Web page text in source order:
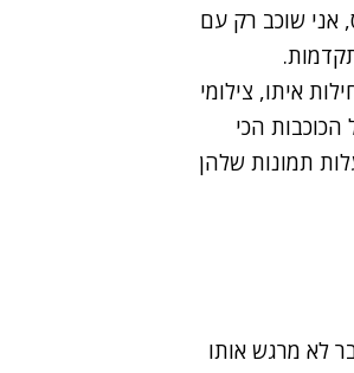
אני שוכב רק עם
איתו, צילומי
הכי
תמונות שלהן
לא מרגש אותו